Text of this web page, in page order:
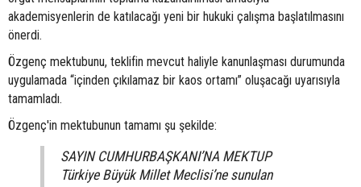
akademisyenlerin de katılacağı yeni bir hukuki çalışma başlatılmasını
önerdi.
Özgenç mektubunu, teklifin mevcut haliyle kanunlaşması durumunda
uygulamada “içinden çıkılamaz bir kaos ortamı” oluşacağı uyarısıyla
tamamladı.
Özgenç'in mektubunun tamamı şu şekilde:
SAYIN CUMHURBAŞKANI’NA MEKTUP
Türkiye Büyük Millet Meclisi’ne sunulan